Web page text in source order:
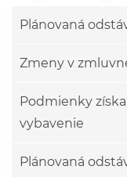
Plánovaná
Zmeny v
Podmienky
vybavenie
Plánovaná